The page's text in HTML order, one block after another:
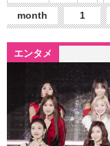
month
1
エンタメ